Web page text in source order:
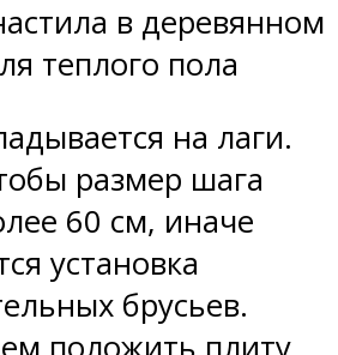
в деревянном
теплого пола
на лаги.
размер шага
60 см, иначе
установка
брусьев.